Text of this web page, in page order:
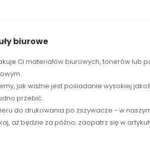
biurowe
Ci materiałów biurowych, tonerówlub
jak ważne jest posiadanie wysokiej
przebić.
do drukowania po zszywacze - w
aż będzie za późno; zaopatrz się w